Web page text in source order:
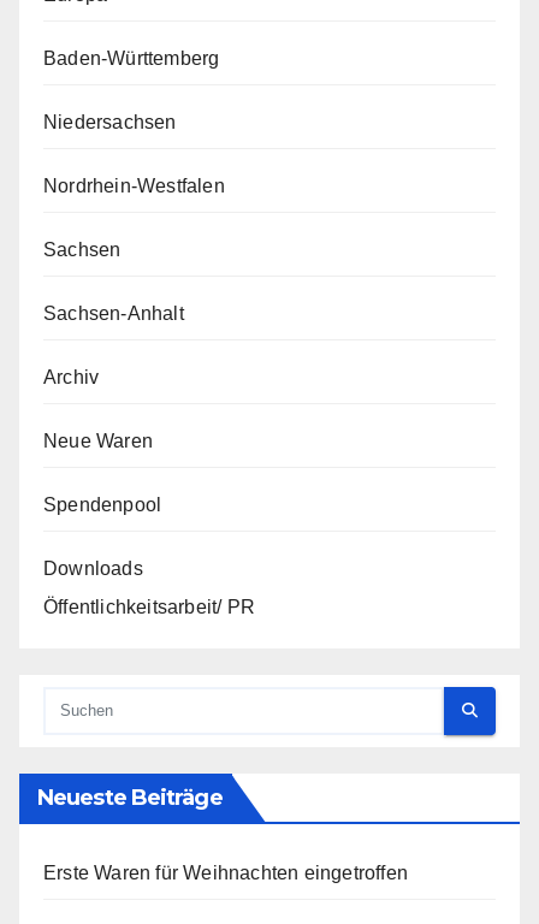
Baden-Württemberg
Niedersachsen
Nordrhein-Westfalen
Sachsen
Sachsen-Anhalt
Archiv
Neue Waren
Spendenpool
Downloads
Öffentlichkeitsarbeit/ PR
Neueste Beiträge
Erste Waren für Weihnachten eingetroffen